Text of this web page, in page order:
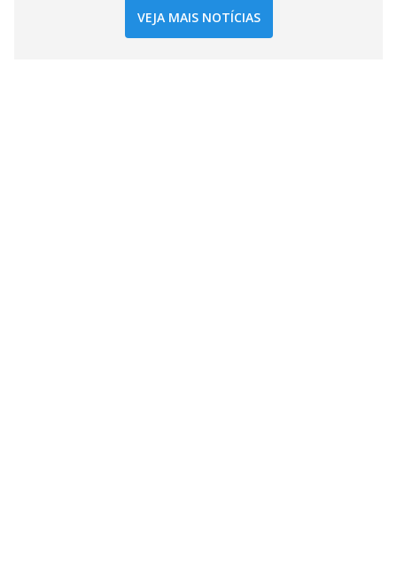
VEJA MAIS NOTÍCIAS